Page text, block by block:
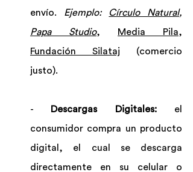
envío. Ejemplo: Círculo Natural
Papa Studio, Media Pila
Fundación Silataj (comercio
justo).
- Descargas Digitales: el
consumidor compra un producto
digital, el cual se descarga
directamente en su celular o